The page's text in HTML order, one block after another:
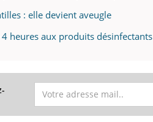
: elle devient aveugle
heures aux produits désinfectants